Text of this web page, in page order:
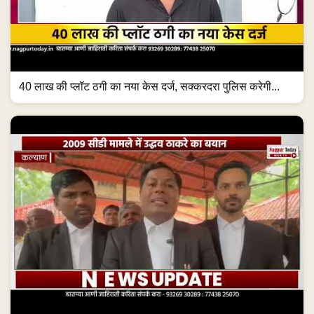
40 लाख की प्लॉट ठगी का नया केस दर्ज, सक्करदरा पुलिस करेगी...